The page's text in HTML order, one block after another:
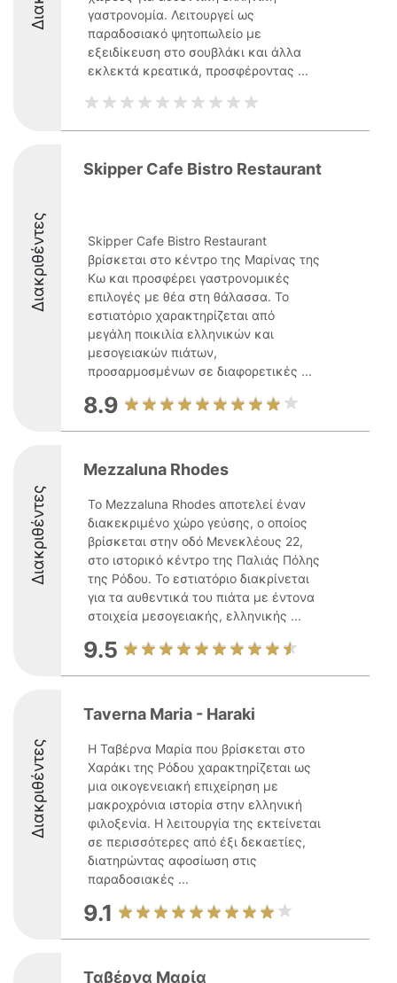
γαστρονομία. Λειτουργεί ως
παραδοσιακό ψητοπωλείο με
εξειδίκευση στο σουβλάκι και άλλα
εκλεκτά κρεατικά, προσφέροντας ...
Διακριθέντες
Skipper Cafe Bistro Restaurant
Skipper Cafe Bistro Restaurant
βρίσκεται στο κέντρο της Μαρίνας της
Κω και προσφέρει γαστρονομικές
επιλογές με θέα στη θάλασσα. Το
εστιατόριο χαρακτηρίζεται από
μεγάλη ποικιλία ελληνικών και
μεσογειακών πιάτων,
προσαρμοσμένων σε διαφορετικές ...
8.9
Διακριθέντες
Mezzaluna Rhodes
Το Mezzaluna Rhodes αποτελεί έναν
διακεκριμένο χώρο γεύσης, ο οποίος
βρίσκεται στην οδό Μενεκλέους 22,
στο ιστορικό κέντρο της Παλιάς Πόλης
της Ρόδου. Το εστιατόριο διακρίνεται
για τα αυθεντικά του πιάτα με έντονα
στοιχεία μεσογειακής, ελληνικής ...
9.5
Διακριθέντες
Taverna Maria - Haraki
Η Ταβέρνα Μαρία που βρίσκεται στο
Χαράκι της Ρόδου χαρακτηρίζεται ως
μια οικογενειακή επιχείρηση με
μακροχρόνια ιστορία στην ελληνική
φιλοξενία. Η λειτουργία της εκτείνεται
σε περισσότερες από έξι δεκαετίες,
διατηρώντας αφοσίωση στις
παραδοσιακές ...
9.1
Ταβέρνα Μαρία